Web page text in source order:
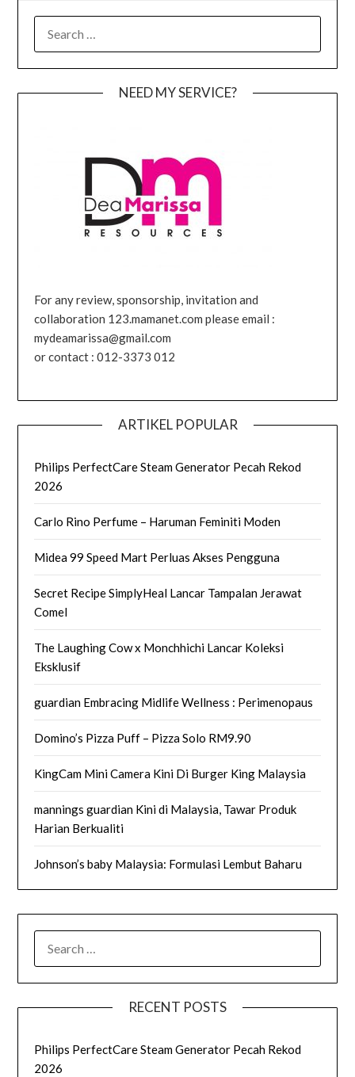
FOR:
NEED MY SERVICE?
For any review, sponsorship, invitation and
collaboration 123.mamanet.com please email :
mydeamarissa@gmail.com
or contact : 012-3373 012
ARTIKEL POPULAR
Philips PerfectCare Steam Generator Pecah Rekod
2026
Carlo Rino Perfume – Haruman Feminiti Moden
Midea 99 Speed Mart Perluas Akses Pengguna
Secret Recipe SimplyHeal Lancar Tampalan Jerawat
Comel
The Laughing Cow x Monchhichi Lancar Koleksi
Eksklusif
guardian Embracing Midlife Wellness : Perimenopaus
Domino’s Pizza Puff – Pizza Solo RM9.90
KingCam Mini Camera Kini Di Burger King Malaysia
mannings guardian Kini di Malaysia, Tawar Produk
Harian Berkualiti
Johnson’s baby Malaysia: Formulasi Lembut Baharu
FOR:
RECENT POSTS
Philips PerfectCare Steam Generator Pecah Rekod
2026